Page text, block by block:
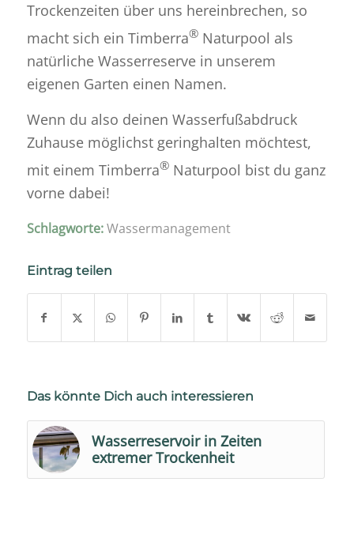
Trockenzeiten über uns hereinbrechen, so
macht sich ein Timberra®Naturpool als
natürliche Wasserreserve in unserem
eigenen Garten einen Namen.
Wenn du also deinen Wasserfußabdruck
Zuhause möglichst geringhalten möchtest,
mit einem Timberra®Naturpool bist du ganz
vorne dabei!
Schlagworte: Wassermanagement
Eintrag teilen
Das könnte Dich auch interessieren
Wasserreservoir in Zeiten
extremer Trockenheit